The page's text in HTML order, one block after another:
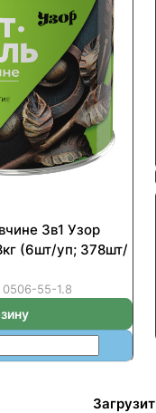
3в1 Узор
(6шт/уп; 378шт/
0506-55-1.8